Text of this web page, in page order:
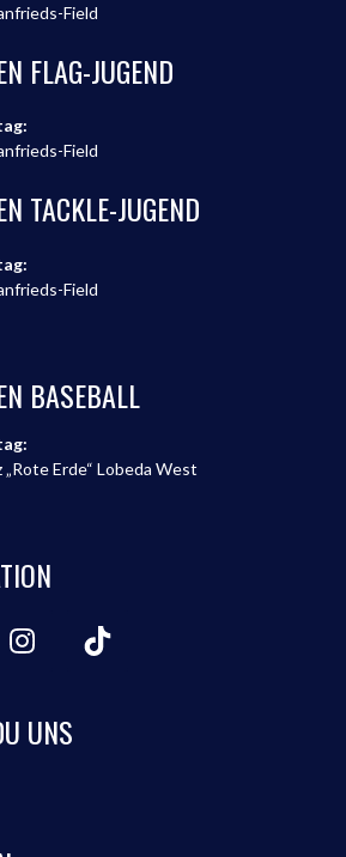
Field
FLAG-JUGEND
Field
TACKLE-JUGEND
Field
BASEBALL
Erde“ Lobeda West
UNS